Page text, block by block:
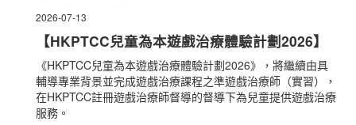
2026-07-13
【HKPTCC兒童為本遊戲治療體驗計劃2026】
《HKPTCC兒童為本遊戲治療體驗計劃2026》，將繼續由具
輔導專業背景並完成遊戲治療課程之準遊戲治療師（實習），
在HKPTCC註冊遊戲治療師督導的督導下為兒童提供遊戲治療
服務。